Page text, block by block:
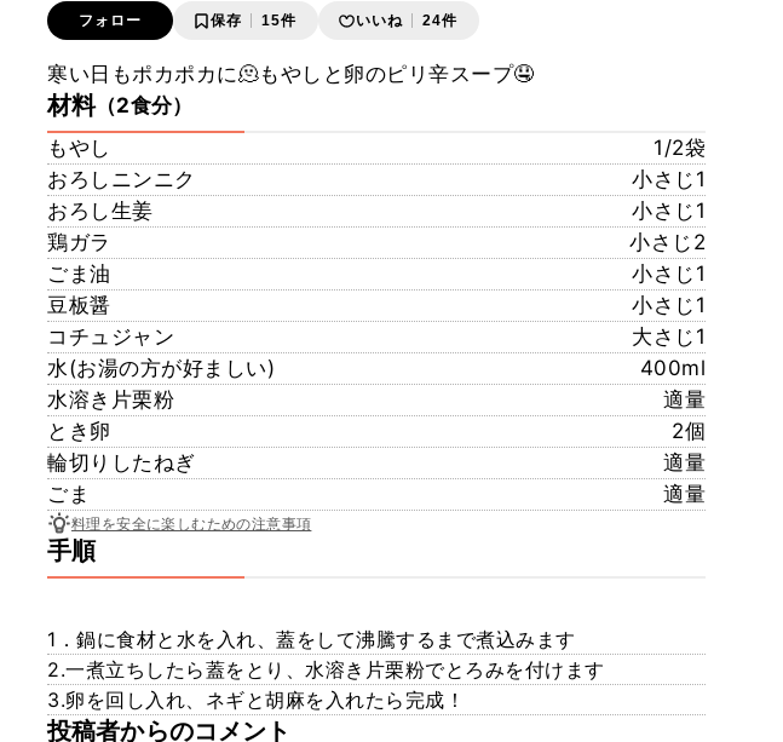
フォロー 保存 15件 いいね 24件
寒い日もポカポカに🫠もやしと卵のピリ辛スープ🤤
材料（2食分）
もやし
1/2袋
おろしニンニク
小さじ1
おろし生姜
小さじ1
鶏ガラ
小さじ2
ごま油
小さじ1
豆板醤
小さじ1
コチュジャン
大さじ1
水(お湯の方が好ましい)
400ml
水溶き片栗粉
適量
とき卵
2個
輪切りしたねぎ
適量
ごま
適量
料理を安全に楽しむための注意事項
手順
1．鍋に食材と水を入れ、蓋をして沸騰するまで煮込みます
2.一煮立ちしたら蓋をとり、水溶き片栗粉でとろみを付けます
3.卵を回し入れ、ネギと胡麻を入れたら完成！
投稿者からのコメント